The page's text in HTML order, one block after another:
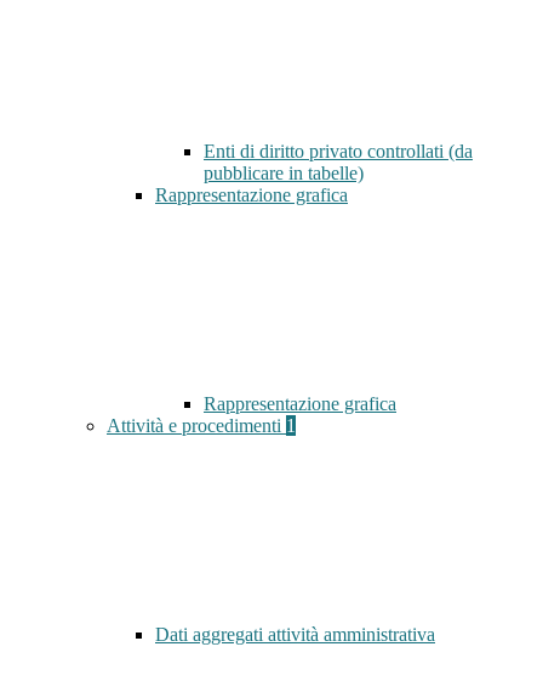
Enti di diritto privato controllati (da
pubblicare in tabelle)
Rappresentazione grafica
Rappresentazione grafica
Attività e procedimenti 1
Dati aggregati attività amministrativa